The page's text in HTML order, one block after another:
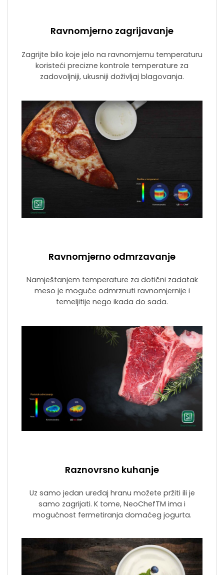
Ravnomjerno zagrijavanje
Zagrijte bilo koje jelo na ravnomjernu temperaturu
koristeći precizne kontrole temperature za
zadovoljniji, ukusniji doživljaj blagovanja.
Ravnomjerno odmrzavanje
Namještanjem temperature za dotični zadatak
meso je moguće odmrznuti ravnomjernije i
temeljitije nego ikada do sada.
Raznovrsno kuhanje
Uz samo jedan uređaj hranu možete pržiti ili je
samo zagrijati. K tome, NeoChefTM ima i
mogućnost fermetiranja domaćeg jogurta.